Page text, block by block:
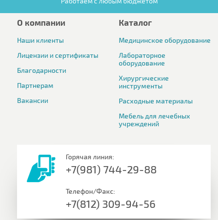
О компании
Наши клиенты
Лицензии и сертификаты
Благодарности
Партнерам
Вакансии
Каталог
Медицинское оборудование
Лабораторное
оборудование
Хирургические
инструменты
Расходные материалы
Мебель для лечебных
учреждений
Горячая линия:
+7(981) 744-29-88
Телефон/Факс:
+7(812) 309-94-56